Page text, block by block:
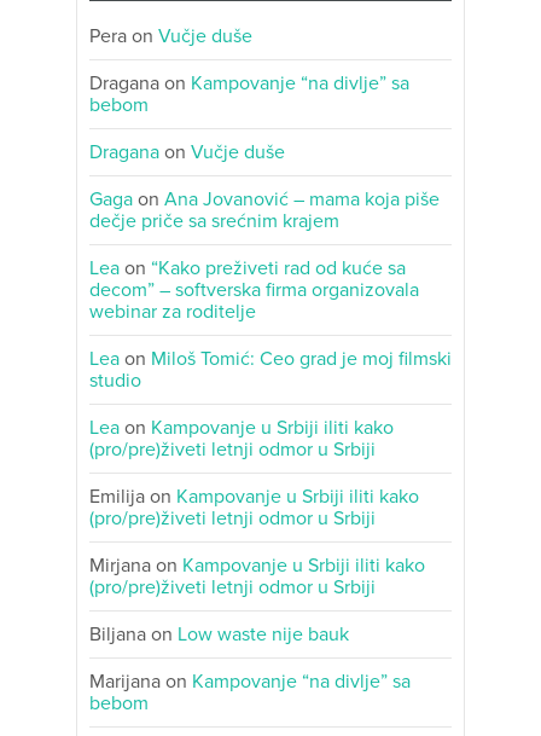
Pera on Vučje duše
Dragana on Kampovanje “na divlje” sa
bebom
Dragana on Vučje duše
Gaga on Ana Jovanović – mama koja piše
dečje priče sa srećnim krajem
Lea on “Kako preživeti rad od kuće sa
decom” – softverska firma organizovala
webinar za roditelje
Lea on Miloš Tomić: Ceo grad je moj filmski
studio
Lea on Kampovanje u Srbiji iliti kako
(pro/pre)živeti letnji odmor u Srbiji
Emilija on Kampovanje u Srbiji iliti kako
(pro/pre)živeti letnji odmor u Srbiji
Mirjana on Kampovanje u Srbiji iliti kako
(pro/pre)živeti letnji odmor u Srbiji
Biljana on Low waste nije bauk
Marijana on Kampovanje “na divlje” sa
bebom